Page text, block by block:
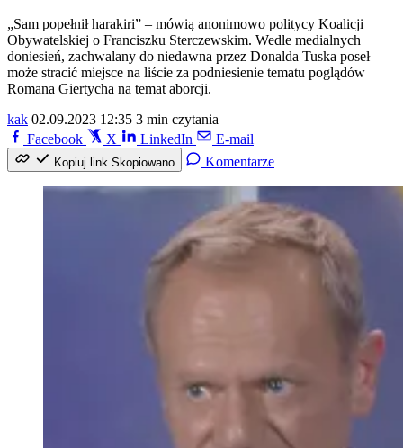
„Sam popełnił harakiri” – mówią anonimowo politycy Koalicji
Obywatelskiej o Franciszku Sterczewskim. Wedle medialnych
doniesień, zachwalany do niedawna przez Donalda Tuska poseł
może stracić miejsce na liście za podniesienie tematu poglądów
Romana Giertycha na temat aborcji.
kak 02.09.2023 12:35 3 min czytania
Facebook
X LinkedIn E-mail
Kopiuj link Skopiowano Komentarze